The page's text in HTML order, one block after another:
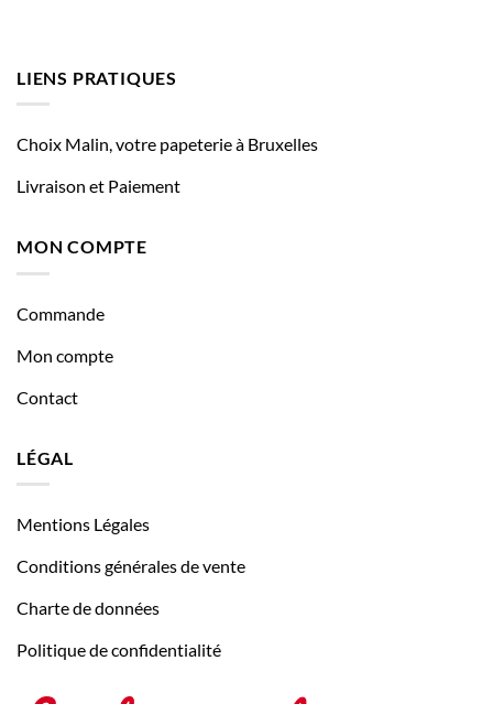
LIENS PRATIQUES
Choix Malin, votre papeterie à Bruxelles
Livraison et Paiement
MON COMPTE
Commande
Mon compte
Contact
LÉGAL
Mentions Légales
Conditions générales de vente
Charte de données
Politique de confidentialité